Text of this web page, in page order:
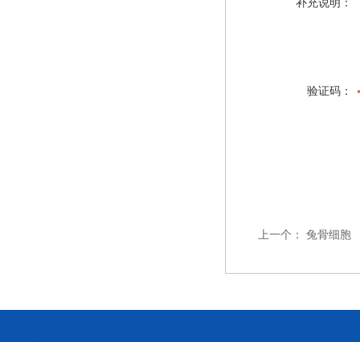
补充说明：
验证码：
上一个： 兔骨细胞